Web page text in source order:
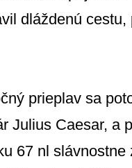
dláždenú
prieplav sa
Julius Caesar, a
67 nl